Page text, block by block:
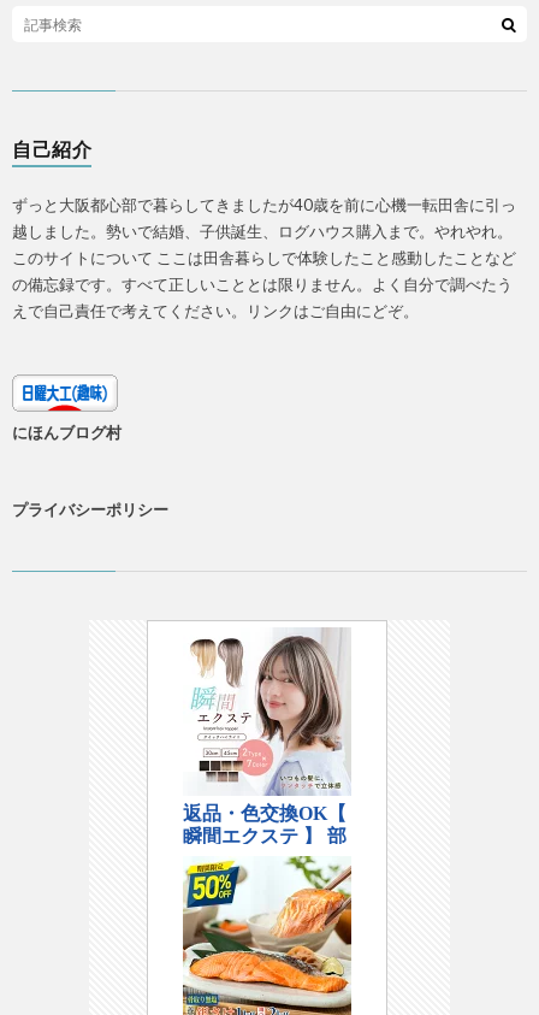
自己紹介
ずっと大阪都心部で暮らしてきましたが40歳を前に心機一転田舎に引っ
越しました。勢いで結婚、子供誕生、ログハウス購入まで。やれやれ。
このサイトについて ここは田舎暮らしで体験したこと感動したことなど
の備忘録です。すべて正しいこととは限りません。よく自分で調べたう
えで自己責任で考えてください。リンクはご自由にどぞ。
にほんブログ村
プライバシーポリシー